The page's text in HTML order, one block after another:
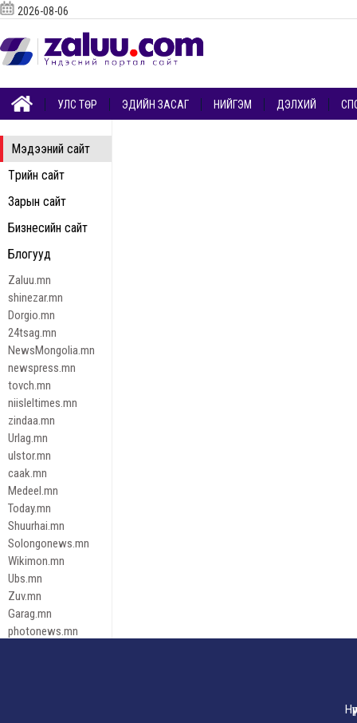
Мэдээний сайт
Төрийн сайт
Зарын сайт
Бизнесийн сайт
Блогууд
Zaluu.mn
shinezar.mn
Dorgio.mn
24tsag.mn
NewsMongolia.mn
newspress.mn
tovch.mn
niisleltimes.mn
zindaa.mn
Urlag.mn
ulstor.mn
caak.mn
Medeel.mn
Today.mn
Shuurhai.mn
Solongonews.mn
Wikimon.mn
Ubs.mn
Zuv.mn
Garag.mn
photonews.mn
2026-08-06
УЛС ТӨР ЭДИЙН ЗАСАГ НИЙГЭМ ДЭЛХИЙ